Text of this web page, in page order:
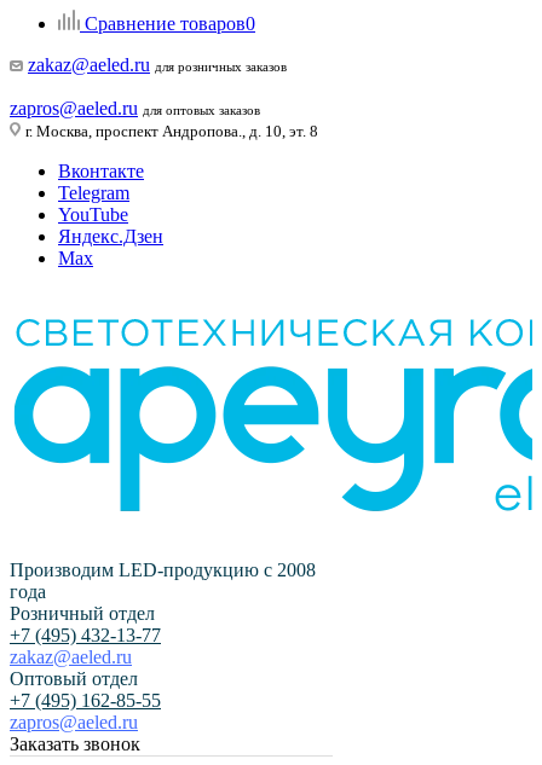
Сравнение товаров0
zakaz@aeled.ru для розничных заказов
zapros@aeled.ru для оптовых заказов
г. Москва, проспект Андропова., д. 10, эт. 8
Вконтакте
Telegram
YouTube
Яндекс.Дзен
Max
Производим LED-продукцию с 2008
года
Розничный отдел
+7 (495) 432-13-77
zakaz@aeled.ru
Оптовый отдел
+7 (495) 162-85-55
zapros@aeled.ru
Заказать звонок